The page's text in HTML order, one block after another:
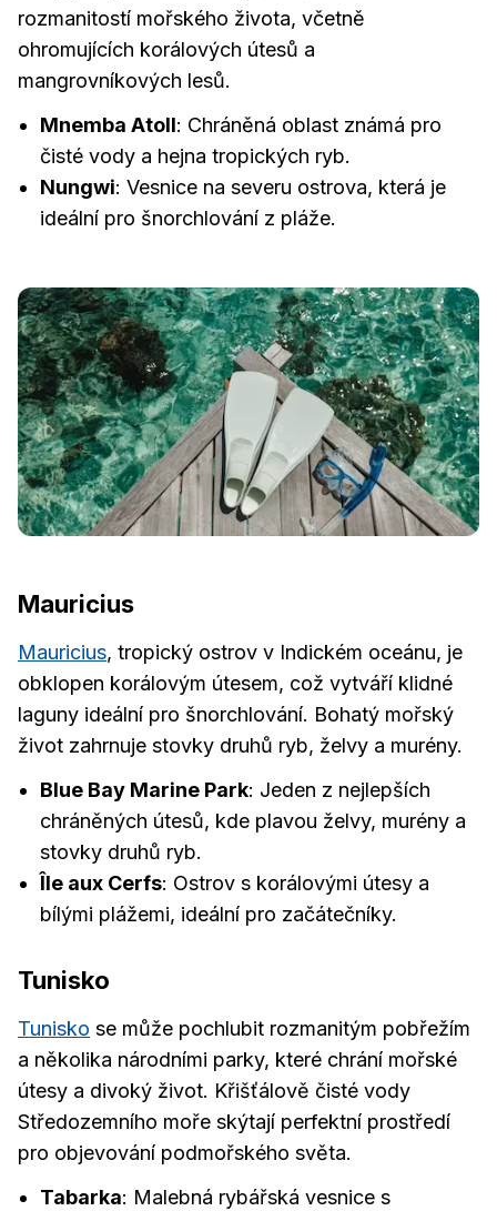
rozmanitostí mořského života, včetně
ohromujících korálových útesů a
mangrovníkových lesů.
Mnemba Atoll: Chráněná oblast známá pro
čisté vody a hejna tropických ryb.
Nungwi: Vesnice na severu ostrova, která je
ideální pro šnorchlování z pláže.
Mauricius
Mauricius, tropický ostrov v Indickém oceánu, je
obklopen korálovým útesem, což vytváří klidné
laguny ideální pro šnorchlování. Bohatý mořský
život zahrnuje stovky druhů ryb, želvy a murény.
Blue Bay Marine Park: Jeden z nejlepších
chráněných útesů, kde plavou želvy, murény a
stovky druhů ryb.
Île aux Cerfs: Ostrov s korálovými útesy a
bílými plážemi, ideální pro začátečníky.
Tunisko
Tunisko se může pochlubit rozmanitým pobřežím
a několika národními parky, které chrání mořské
útesy a divoký život. Křišťálově čisté vody
Středozemního moře skýtají perfektní prostředí
pro objevování podmořského světa.
Tabarka: Malebná rybářská vesnice s